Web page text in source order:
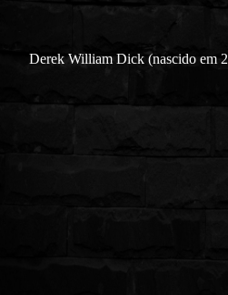
Derek William Dick (nascido em